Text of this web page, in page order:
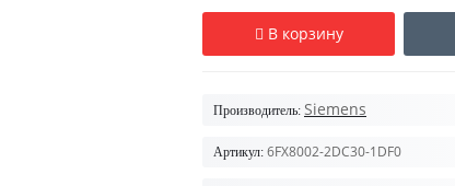
В корзину
Производитель: Siemens
Артикул: 6FX8002-2DC30-1DF0